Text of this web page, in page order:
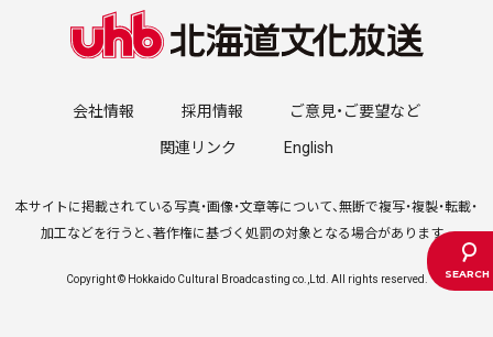
会社情報 採用情報 ご意見・ご要望など
関連リンク English
本サイトに掲載されている写真・画像・文章等について、無断で複写・複製・転載・
加工などを行うと、著作権に基づく処罰の対象となる場合があります。
Copyright © Hokkaido Cultural Broadcasting co.,Ltd. All rights reserved.